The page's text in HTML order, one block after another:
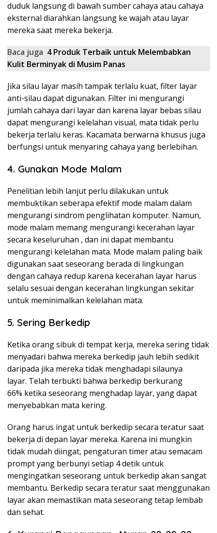
duduk langsung di bawah sumber cahaya atau cahaya
eksternal diarahkan langsung ke wajah atau layar
mereka saat mereka bekerja.
Baca juga 4 Produk Terbaik untuk Melembabkan
Kulit Berminyak di Musim Panas
Jika silau layar masih tampak terlalu kuat, filter layar
anti-silau dapat digunakan. Filter ini mengurangi
jumlah cahaya dari layar dan karena layar bebas silau
dapat mengurangi kelelahan visual, mata tidak perlu
bekerja terlalu keras. Kacamata berwarna khusus juga
berfungsi untuk menyaring cahaya yang berlebihan.
4. Gunakan Mode Malam
Penelitian lebih lanjut perlu dilakukan untuk
membuktikan seberapa efektif mode malam dalam
mengurangi sindrom penglihatan komputer. Namun,
mode malam memang mengurangi kecerahan layar
secara keseluruhan , dan ini dapat membantu
mengurangi kelelahan mata. Mode malam paling baik
digunakan saat seseorang berada di lingkungan
dengan cahaya redup karena kecerahan layar harus
selalu sesuai dengan kecerahan lingkungan sekitar
untuk meminimalkan kelelahan mata.
5. Sering Berkedip
Ketika orang sibuk di tempat kerja, mereka sering tidak
menyadari bahwa mereka berkedip jauh lebih sedikit
daripada jika mereka tidak menghadapi silaunya
layar. Telah terbukti bahwa berkedip berkurang
66% ketika seseorang menghadap layar, yang dapat
menyebabkan mata kering.
Orang harus ingat untuk berkedip secara teratur saat
bekerja di depan layar mereka. Karena ini mungkin
tidak mudah diingat, pengaturan timer atau semacam
prompt yang berbunyi setiap 4 detik untuk
mengingatkan seseorang untuk berkedip akan sangat
membantu. Berkedip secara teratur saat menggunakan
layar akan memastikan mata seseorang tetap lembab
dan sehat.